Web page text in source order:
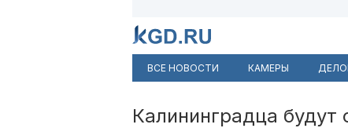
ВСЕ НОВОСТИ КАМЕРЫ
Калининградца будут